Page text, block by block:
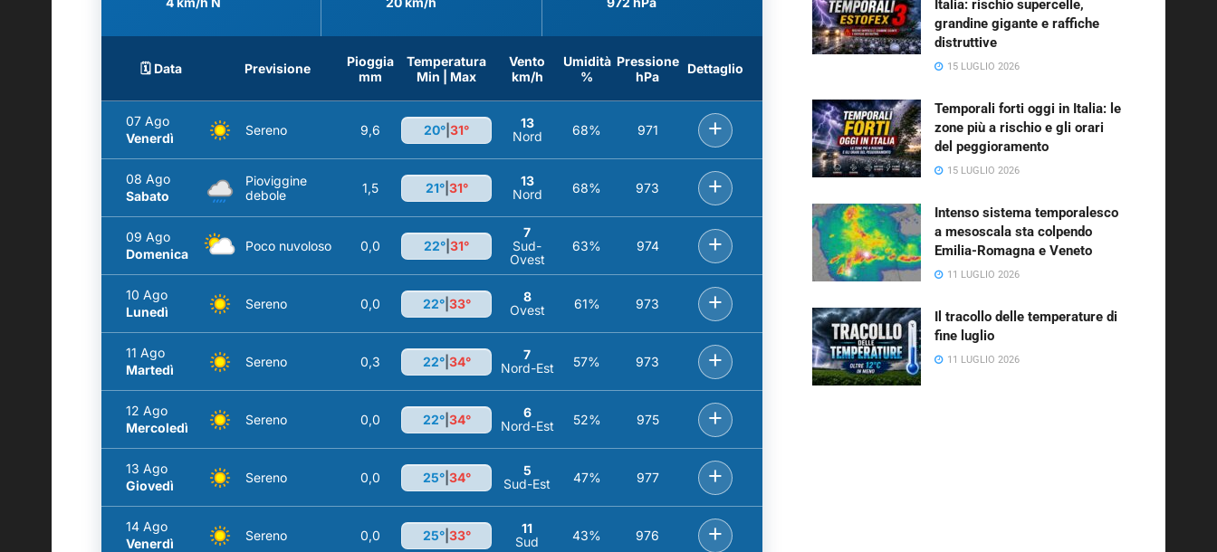
🗓️ Data Previsione
Pioggia
mm
Temperatura
Min | Max
Vento
km/h
Umidità
%
Pressione
hPa
Dettaglio
07 Ago
Venerdì
Sereno 9,6 20° 31°
13
Nord
68% 971 +
08 Ago
Sabato
Pioviggine
debole
1,5 21°| 31°
13
Nord
68% 973 +
09 Ago
Domenica
Poco nuvoloso 0,0 22° 31°
7
Sud-
Ovest
63% 974 +
10 Ago
Lunedì
Sereno 0,0 22°| 33°
8
Ovest
61% 973 +
11 Ago
Martedì
Sereno 0,3 22°| 34°
7
Nord-Est
57% 973 +
12 Ago
Mercoledì
Sereno 0,0 22°| 34°
6
Nord-Est
52% 975 +
13 Ago
Giovedì
Sereno 0,0 25°| 34°
5
Sud-Est
47% 977 +
14 Ago
Venerdì
Sereno 0,0 25°| 33°
11
Sud
43% 976 +
Italia: rischio supercelle,
grandine gigante e raffiche
distruttive
15 LUGLIO 2026
Temporali forti oggi in Italia: le
zone più a rischio e gli orari
del peggioramento
15 LUGLIO 2026
Intenso sistema temporalesco
a mesoscala sta colpendo
Emilia-Romagna e Veneto
11 LUGLIO 2026
Il tracollo delle temperature di
fine luglio
11 LUGLIO 2026